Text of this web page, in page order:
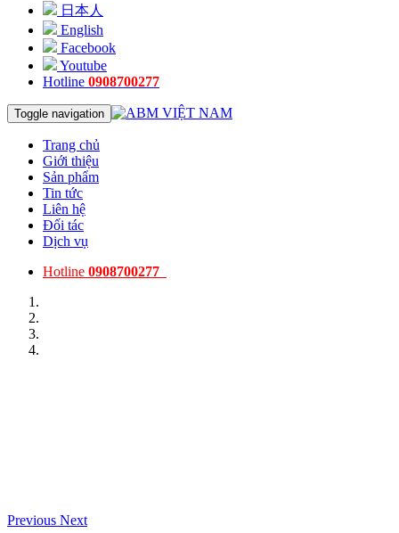
日本人
English
Facebook
Youtube
Hotline 0908700277
Toggle navigation
Trang chủ
Giới thiệu
Sản phẩm
Tin tức
Liên hệ
Đối tác
Dịch vụ
Hotline 0908700277
Previous Next